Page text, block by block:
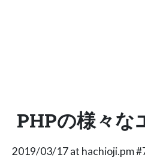
PHPの様々な
2019/03/17 at hachioji.pm